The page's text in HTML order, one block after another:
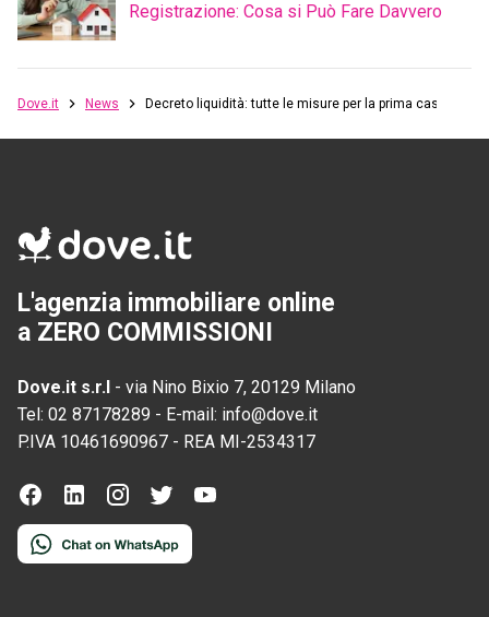
Registrazione: Cosa si Può Fare Davvero
Dove.it News Decreto liquidità: tutte le misure per la prima casa
L'agenzia immobiliare online
a ZERO COMMISSIONI
Dove.it s.r.l - via Nino Bixio 7, 20129 Milano
Tel: 02 87178289 - E-mail: info@dove.it
P.IVA 10461690967 - REA MI-2534317